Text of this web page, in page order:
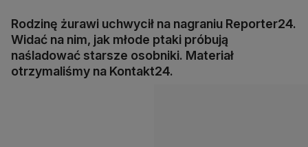
Rodzinę żurawi uchwycił na nagraniu Reporter24.
Widać na nim, jak młode ptaki próbują
naśladować starsze osobniki. Materiał
otrzymaliśmy na Kontakt24.